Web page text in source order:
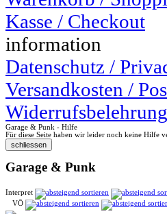
Kasse / Checkout
information
Datenschutz /
Versandkosten /
Garage & Punk - Hilfe
Für diese Seite haben wir leider noch keine Hilfe
Garage & Punk
Interpret
VÖ